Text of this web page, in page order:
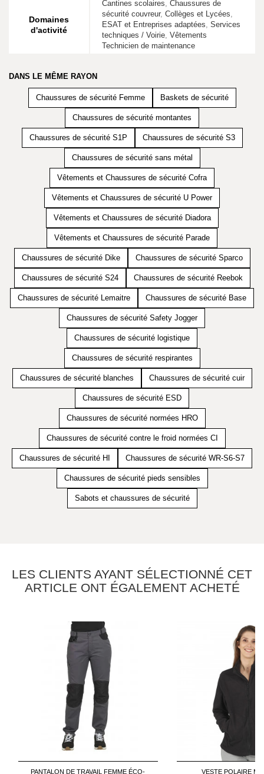
Domaines
d'activité
Cantines scolaires, Chaussures de
sécurité couvreur, Collèges et Lycées,
ESAT et Entreprises adaptées, Services
techniques / Voirie, Vêtements
Technicien de maintenance
DANS LE MÊME RAYON
Chaussures de sécurité Femme Baskets de sécurité
Chaussures de sécurité montantes
Chaussures de sécurité S1P Chaussures de sécurité S3
Chaussures de sécurité sans métal
Vêtements et Chaussures de sécurité Cofra
Vêtements et Chaussures de sécurité U Power
Vêtements et Chaussures de sécurité Diadora
Vêtements et Chaussures de sécurité Parade
Chaussures de sécurité Dike Chaussures de sécurité Sparco
Chaussures de sécurité S24 Chaussures de sécurité Reebok
Chaussures de sécurité Lemaitre Chaussures de sécurité Base
Chaussures de sécurité Safety Jogger
Chaussures de sécurité logistique
Chaussures de sécurité respirantes
Chaussures de sécurité blanches Chaussures de sécurité cuir
Chaussures de sécurité ESD
Chaussures de sécurité normées HRO
Chaussures de sécurité contre le froid normées CI
Chaussures de sécurité HI Chaussures de sécurité WR-S6-S7
Chaussures de sécurité pieds sensibles
Sabots et chaussures de sécurité
LES CLIENTS AYANT SÉLECTIONNÉ CET
ARTICLE ONT ÉGALEMENT ACHETÉ
PANTALON DE TRAVAIL FEMME ÉCO-
VESTE POLAIRE